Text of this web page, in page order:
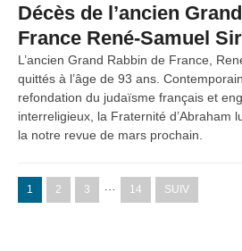
Décès de l’ancien
France René-Samuel
L’ancien Grand Rabbin de France,
quittés à l’âge de 93 ans.
refondation du judaïsme français et
interreligieux, la Fraternité d’Abraham
la notre revue de mars prochain.
1 2 3 14 SUIV